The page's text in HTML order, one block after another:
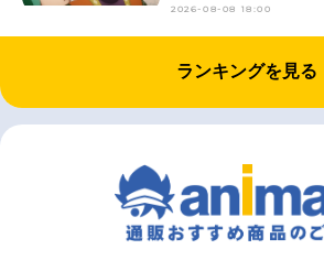
2026-08-08 18:00
ランキングを見る